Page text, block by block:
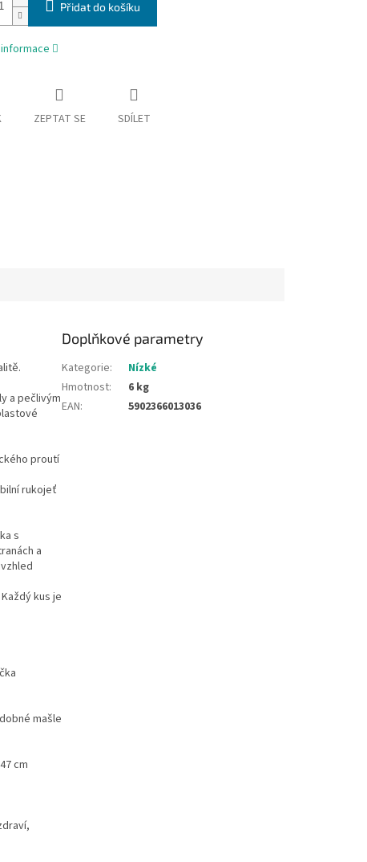
Přidat do košíku
ZEPTAT SE SDÍLET
a pečlivým
proutí
rukojeť
s
a
kus je
mašle
cm
Doplňkové parametry
Kategorie:
Nízké
Hmotnost:
6 kg
EAN: 5902366013036